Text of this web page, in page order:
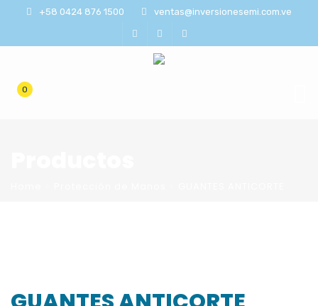
+58 0424 876 1500 ventas@inversionesemi.com.ve
0